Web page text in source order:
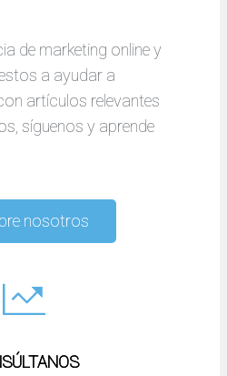
de marketing online y
a ayudar a
artículos relevantes
síguenos y aprende
nosotros